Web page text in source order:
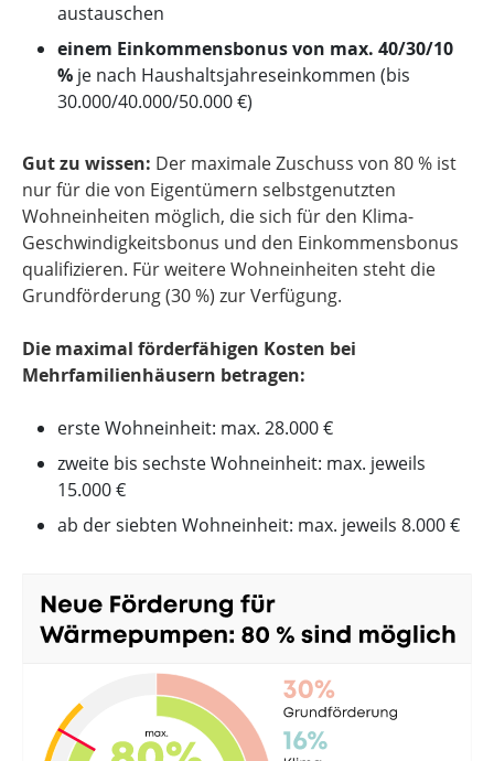
austauschen
einem Einkommensbonus von max. 40/30/10
% je nach Haushaltsjahreseinkommen (bis
30.000/40.000/50.000 €)
Gut zu wissen: Der maximale Zuschuss von 80 % ist
nur für die von Eigentümern selbstgenutzten
Wohneinheiten möglich, die sich für den Klima-
Geschwindigkeitsbonus und den Einkommensbonus
qualifizieren. Für weitere Wohneinheiten steht die
Grundförderung (30 %) zur Verfügung.
Die maximal förderfähigen Kosten bei
Mehrfamilienhäusern betragen:
erste Wohneinheit: max. 28.000 €
zweite bis sechste Wohneinheit: max. jeweils
15.000 €
ab der siebten Wohneinheit: max. jeweils 8.000 €